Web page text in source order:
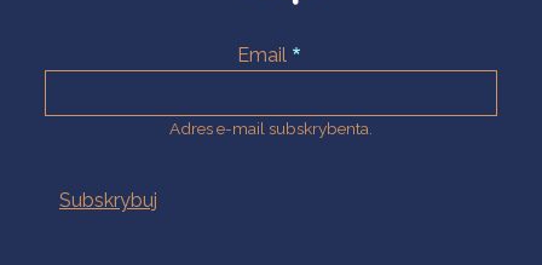
Email
Adres e-mail subskrybenta.